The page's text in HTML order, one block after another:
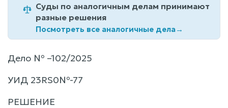
Суды по аналогичным делам принимают
разные решения
Посмотреть все аналогичные дела→
Дело № –102/2025
УИД 23RS0№-77
РЕШЕНИЕ